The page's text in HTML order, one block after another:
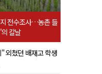
전수조사…농촌 들
칼날
외쳤던 배재고 학생